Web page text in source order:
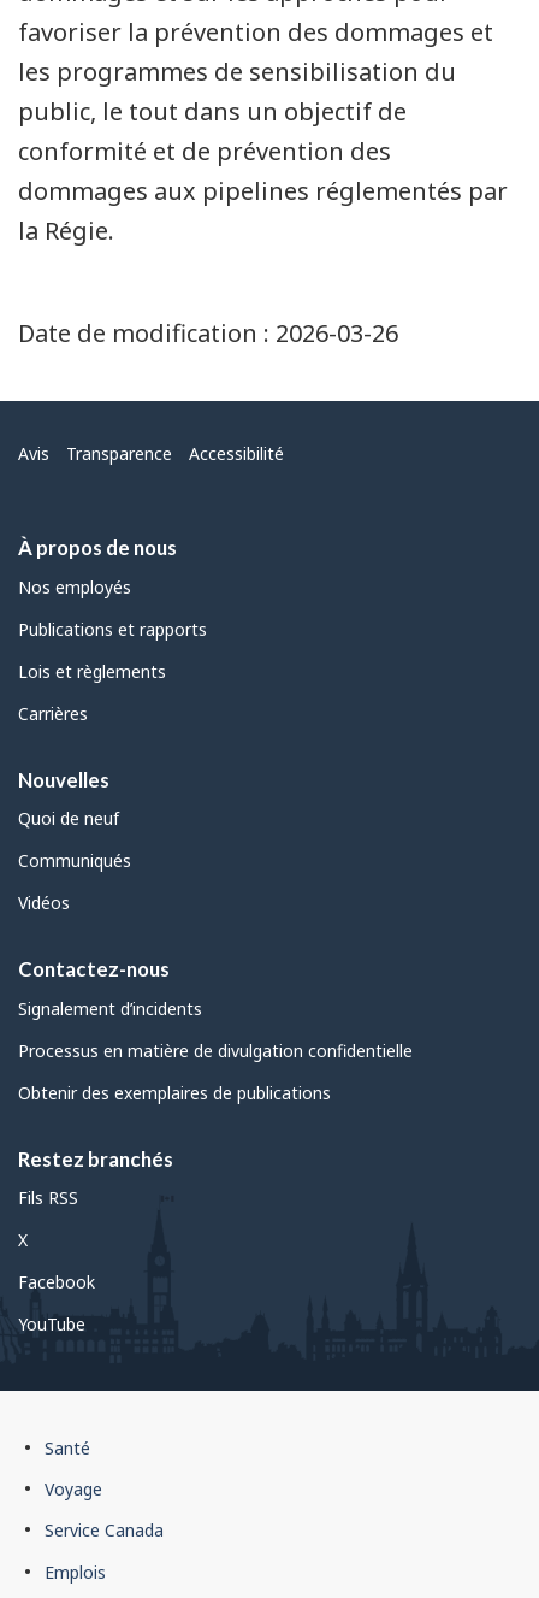
favoriser la prévention des dommages et
les programmes de sensibilisation du
public, le tout dans un objectif de
conformité et de prévention des
dommages aux pipelines réglementés par
la Régie.
Date de modification : 2026-03-26
Menu
Avis Transparence Accessibilité
À propos de nous
Nos employés
Publications et rapports
Lois et règlements
Carrières
Nouvelles
Quoi de neuf
Communiqués
Vidéos
Contactez-nous
Signalement d’incidents
Processus en matière de divulgation confidentielle
Obtenir des exemplaires de publications
Restez branchés
Fils RSS
X
Facebook
YouTube
Pied
de
page
du
gouvernement
Santé
Voyage
Service Canada
Emplois